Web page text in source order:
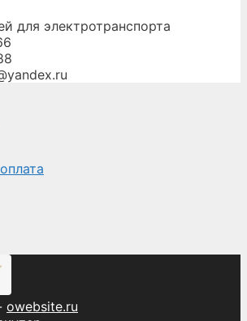
для электротранспорта
owebsite.ru